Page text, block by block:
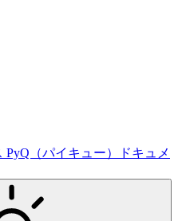
PyQ（パイキュー）ドキュメ